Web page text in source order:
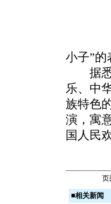
小子”的
据悉
乐、中
族特色
演，寓
国人民
页
■相关新闻